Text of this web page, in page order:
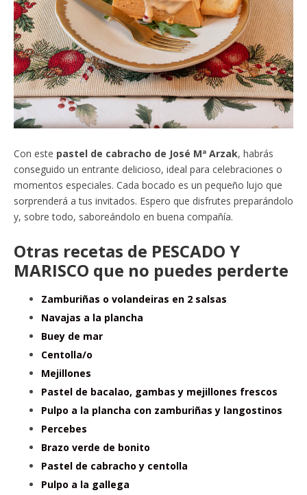
Con este pastel de cabracho de José Mª Arzak, habrás
conseguido un entrante delicioso, ideal para celebraciones o
momentos especiales. Cada bocado es un pequeño lujo que
sorprenderá a tus invitados. Espero que disfrutes preparándolo
y, sobre todo, saboreándolo en buena compañía.
Otras recetas de PESCADO Y
MARISCO que no puedes perderte
Zamburiñas o volandeiras en 2 salsas
Navajas a la plancha
Buey de mar
Centolla/o
Mejillones
Pastel de bacalao, gambas y mejillones frescos
Pulpo a la plancha con zamburiñas y langostinos
Percebes
Brazo verde de bonito
Pastel de cabracho y centolla
Pulpo a la gallega